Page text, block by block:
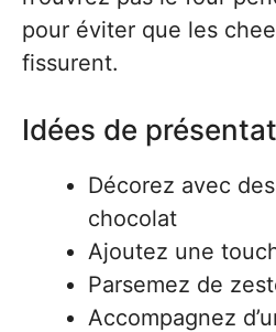
pour éviter que les
fissurent.
Idées de
Décorez avec
chocolat
Ajoutez une
Parsemez de
Accompagnez